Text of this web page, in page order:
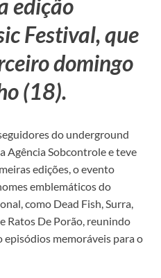
edição
Festival, que
domingo
(18).
do underground
Agência Sobcontrole e teve
edições, o evento
emblemáticos do
como Dead Fish, Surra,
Ratos De Porão, reunindo
memoráveis para o